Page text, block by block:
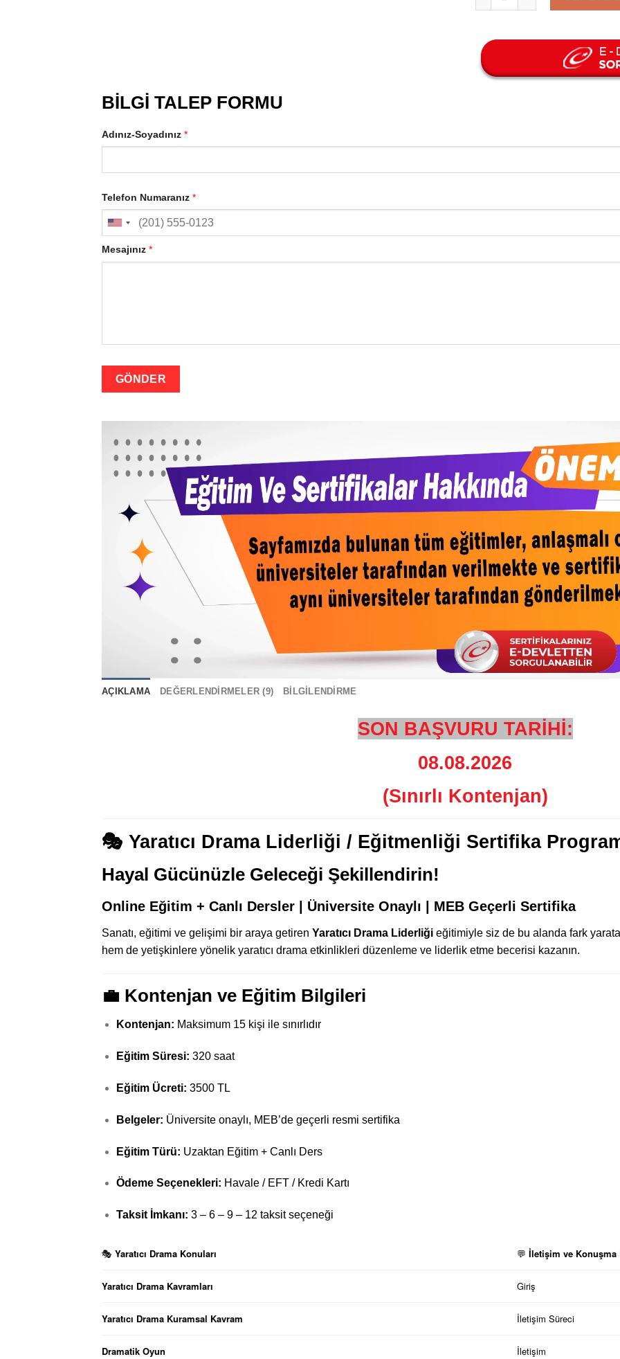
BİLGİ TALEP FORMU
Adınız-Soyadınız *
Telefon Numaranız *
Mesajınız *
GÖNDER
AÇIKLAMA DEĞERLENDIRMELER (9) BILGILENDIRME
SON BAŞVURU TARİHİ:
08.08.2026
(Sınırlı Kontenjan)
🎭 Yaratıcı Drama Liderliği / Eğitmenliği Sertifika
Hayal Gücünüzle Geleceği Şekillendirin!
Online Eğitim + Canlı Dersler | Üniversite Onaylı | MEB Geçerli Sertifika
Sanatı, eğitimi ve gelişimi bir araya getiren Yaratıcı Drama Liderliği eğitimiyle siz de bu alanda fark
hem de yetişkinlere yönelik yaratıcı drama etkinlikleri düzenleme ve liderlik etme becerisi kazanın.
💼 Kontenjan ve Eğitim Bilgileri
Kontenjan: Maksimum 15 kişi ile sınırlıdır
Eğitim Süresi: 320 saat
Eğitim Ücreti: 3500 TL
Belgeler: Üniversite onaylı, MEB’de geçerli resmi sertifika
Eğitim Türü: Uzaktan Eğitim + Canlı Ders
Ödeme Seçenekleri: Havale / EFT / Kredi Kartı
Taksit İmkanı: 3 – 6 – 9 – 12 taksit seçeneği
🎭 Yaratıcı Drama Konuları 💬 İletişim ve Konuşma
Yaratıcı Drama Kavramları Giriş
Yaratıcı Drama Kuramsal Kavram İletişim Süreci
Dramatik Oyun İletişim